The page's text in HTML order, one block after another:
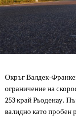
Окръг Валдек-
ограничение на
253 край Рьоденау.
валидно като пробен